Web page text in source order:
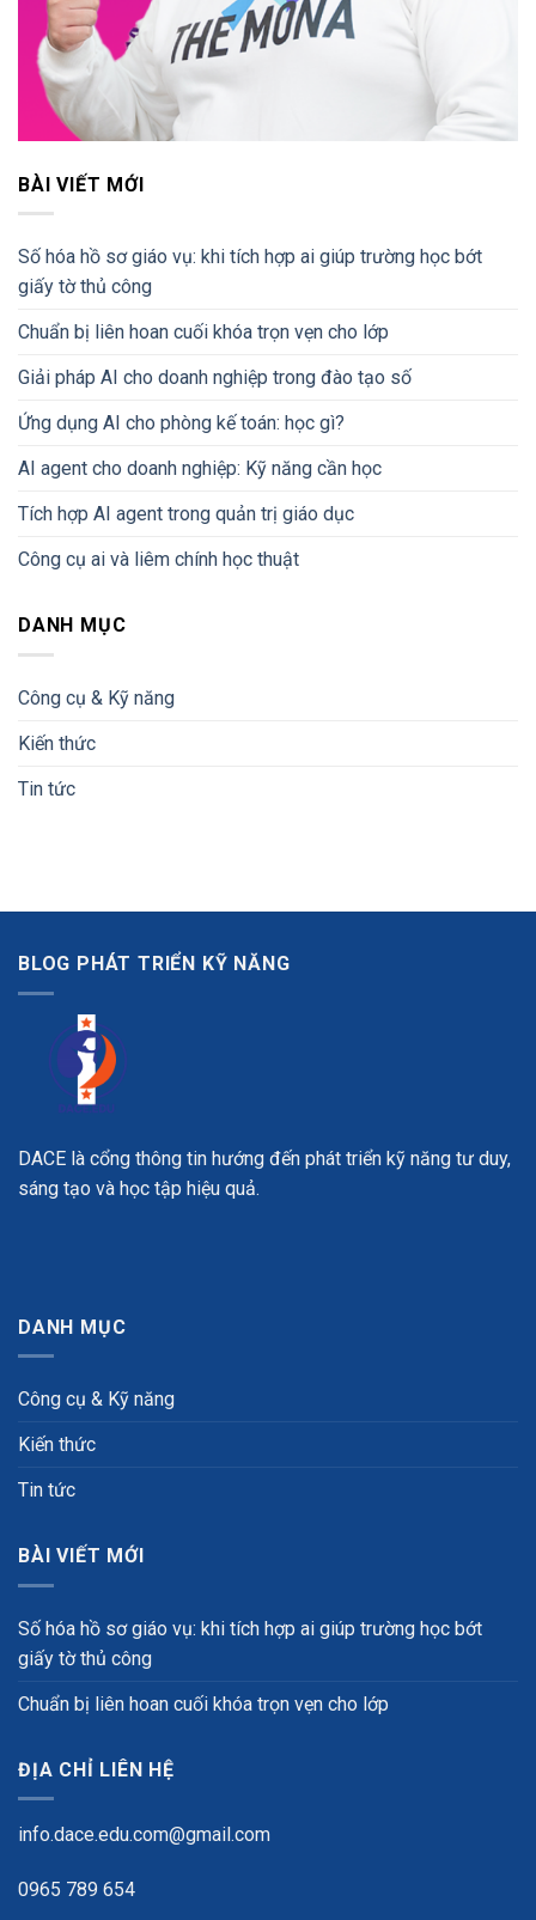
BÀI VIẾT MỚI
Số hóa hồ sơ giáo vụ: khi tích hợp ai giúp trường học bớt
giấy tờ thủ công
Chuẩn bị liên hoan cuối khóa trọn vẹn cho lớp
Giải pháp AI cho doanh nghiệp trong đào tạo số
Ứng dụng AI cho phòng kế toán: học gì?
AI agent cho doanh nghiệp: Kỹ năng cần học
Tích hợp AI agent trong quản trị giáo dục
Công cụ ai và liêm chính học thuật
DANH MỤC
Công cụ & Kỹ năng
Kiến thức
Tin tức
BLOG PHÁT TRIỂN KỸ NĂNG
DACE là cổng thông tin hướng đến phát triển kỹ năng tư duy,
sáng tạo và học tập hiệu quả.
DANH MỤC
Công cụ & Kỹ năng
Kiến thức
Tin tức
BÀI VIẾT MỚI
Số hóa hồ sơ giáo vụ: khi tích hợp ai giúp trường học bớt
giấy tờ thủ công
Chuẩn bị liên hoan cuối khóa trọn vẹn cho lớp
ĐỊA CHỈ LIÊN HỆ
info.dace.edu.com@gmail.com
0965 789 654